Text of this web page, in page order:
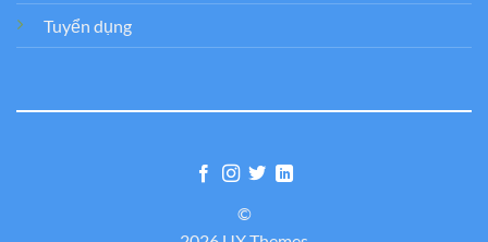
Tuyển dụng
©